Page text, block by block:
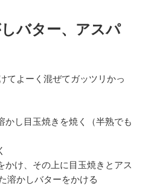
バター、アスパ
てよーく混ぜてガッツリかっ
かし目玉焼きを焼く（半熟でも
かけ、その上に目玉焼きとアス
溶かしバターをかける